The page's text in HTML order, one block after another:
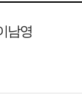
남영